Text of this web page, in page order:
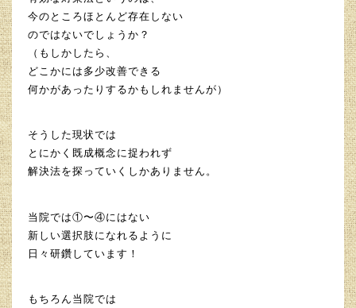
今のところほとんど存在しない
のではないでしょうか？
（もしかしたら、
どこかには多少改善できる
何かがあったりするかもしれませんが）
そうした現状では
とにかく既成概念に捉われず
解決法を探っていくしかありません。
当院では①〜④にはない
新しい選択肢になれるように
日々研鑽しています！
もちろん当院では